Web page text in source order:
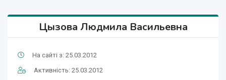
Цызова Людмила Васильевна
На сайті з: 25.03.2012
Активність: 25.03.2012